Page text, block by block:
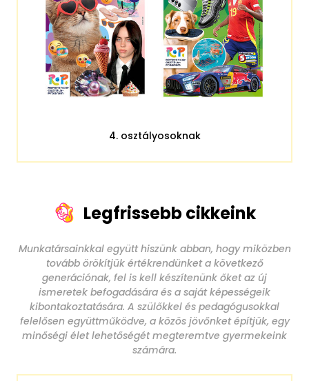
4. osztályosoknak
Legfrissebb cikkeink
Munkatársainkkal együtt hiszünk abban, hogy miközben
tovább örökítjük értékrendünket a következő
generációnak, fel is kell készítenünk őket az új
ismeretek befogadására és a saját képességeik
kibontakoztatására. A szülőkkel és pedagógusokkal
felelősen együttműködve, a közös jövőnket építjük, egy
minőségi élet lehetőségét megteremtve gyermekeink
számára.